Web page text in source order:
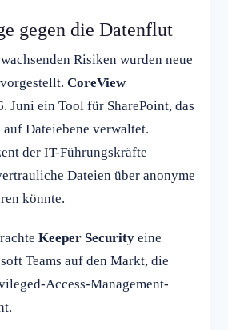
gegen die Datenflut
Risiken wurden neue
CoreView
Juni ein Tool für SharePoint, das
Dateiebene verwaltet.
der IT-Führungskräfte
Dateien über anonyme
könnte.
Keeper Security eine
Teams auf den Markt, die
Access-Management-